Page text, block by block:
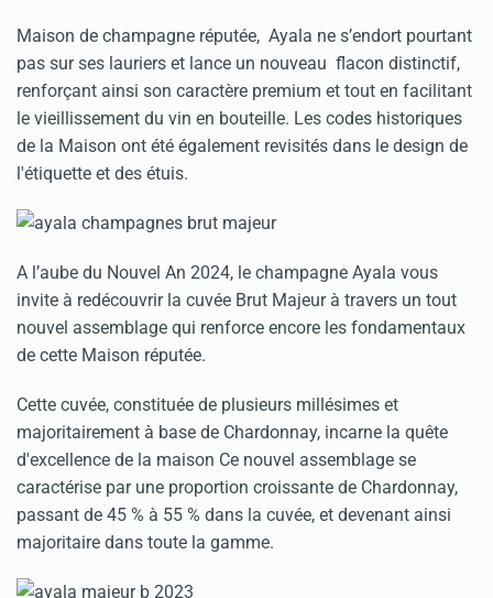
Maison de champagne réputée, Ayala ne s’endort pourtant
pas sur ses lauriers et lance un nouveau flacon distinctif,
renforçant ainsi son caractère premium et tout en facilitant
le vieillissement du vin en bouteille. Les codes historiques
de la Maison ont été également revisités dans le design de
l'étiquette et des étuis.
A l’aube du Nouvel An 2024, le champagne Ayala vous
invite à redécouvrir la cuvée Brut Majeur à travers un tout
nouvel assemblage qui renforce encore les fondamentaux
de cette Maison réputée.
Cette cuvée, constituée de plusieurs millésimes et
majoritairement à base de Chardonnay, incarne la quête
d'excellence de la maison Ce nouvel assemblage se
caractérise par une proportion croissante de Chardonnay,
passant de 45 % à 55 % dans la cuvée, et devenant ainsi
majoritaire dans toute la gamme.